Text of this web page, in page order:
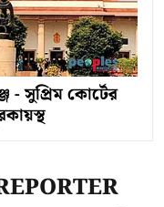
- সুপ্রিম কোর্টের